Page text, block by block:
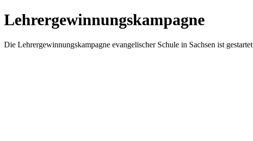
Lehrergewinnungskampagne
Die Lehrergewinnungskampagne evangelischer Schule in Sachsen ist gestartet